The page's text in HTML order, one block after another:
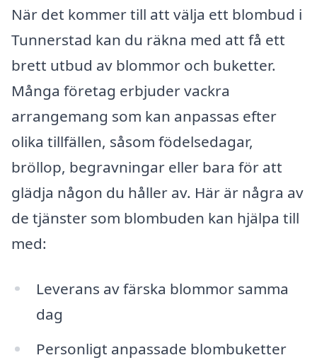
När det kommer till att välja ett blombud i
Tunnerstad kan du räkna med att få ett
brett utbud av blommor och buketter.
Många företag erbjuder vackra
arrangemang som kan anpassas efter
olika tillfällen, såsom födelsedagar,
bröllop, begravningar eller bara för att
glädja någon du håller av. Här är några av
de tjänster som blombuden kan hjälpa till
med:
Leverans av färska blommor samma
dag
Personligt anpassade blombuketter